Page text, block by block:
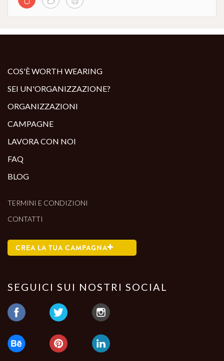
COS'È WORTH WEARING
SEI UN'ORGANIZZAZIONE?
ORGANIZZAZIONI
CAMPAGNE
LAVORA CON NOI
FAQ
BLOG
TERMINI E CONDIZIONI
CONTATTI
CREA LA TUA CAMPAGNA
SEGUICI SUI NOSTRI SOCIAL